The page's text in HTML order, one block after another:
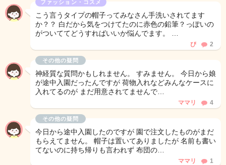
ファッション・コスメ
こう言うタイプの帽子ってみなさん手洗いされてます
か？？ 白だから気をつけてたのに赤色の鉛筆？っぽいの
がついててどうすればいいか悩んでます。 …
ぴ 2
その他の疑問
神経質な質問かもしれません。 すみません。 今日から娘
が途中入園だったんですが 荷物入れなどみんなケースに
入れてるのが まだ用意されてませんで…
ママリ 4
その他の疑問
今日から途中入園したのですが 園で注文したものがまだ
もらえてません。 帽子は置いてありましたが 名前も書い
てないのに持ち帰りも言われず 布団の…
ママリ 1